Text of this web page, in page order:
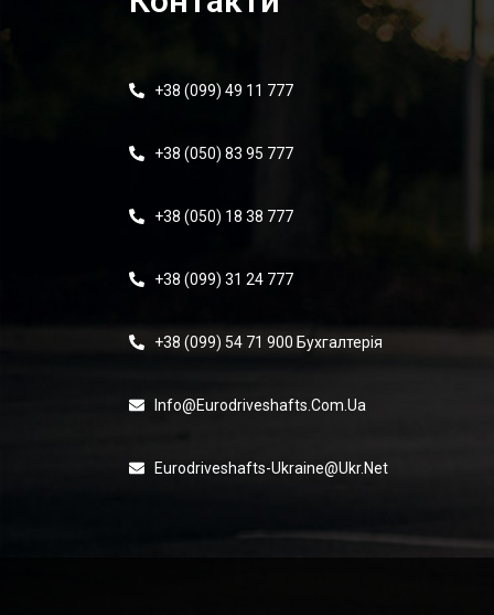
+38 (099) 49 11 777
+38 (050) 83 95 777
+38 (050) 18 38 777
+38 (099) 31 24 777
+38 (099) 54 71 900 Бухгалтерія
Info@eurodriveshafts.com.ua
Eurodriveshafts-Ukraine@ukr.net